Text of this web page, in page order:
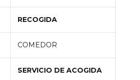
RECOGIDA
COMEDOR
SERVICIO DE ACOGIDA